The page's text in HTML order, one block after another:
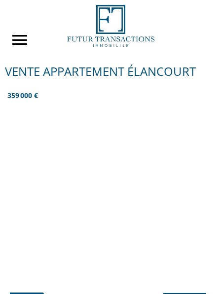
VENTE APPARTEMENT ÉLANCOURT
359 000 €